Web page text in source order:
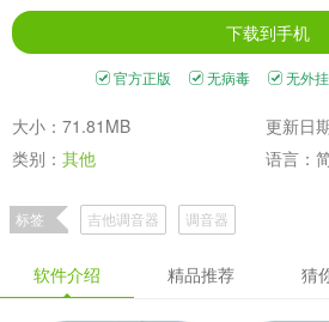
下载到手机
官方正版 无病毒 无外挂
大小：71.81MB
更新日
类别： 其他 语言：
标签 吉他调音器 调音器
软件介绍 精品推荐 猜